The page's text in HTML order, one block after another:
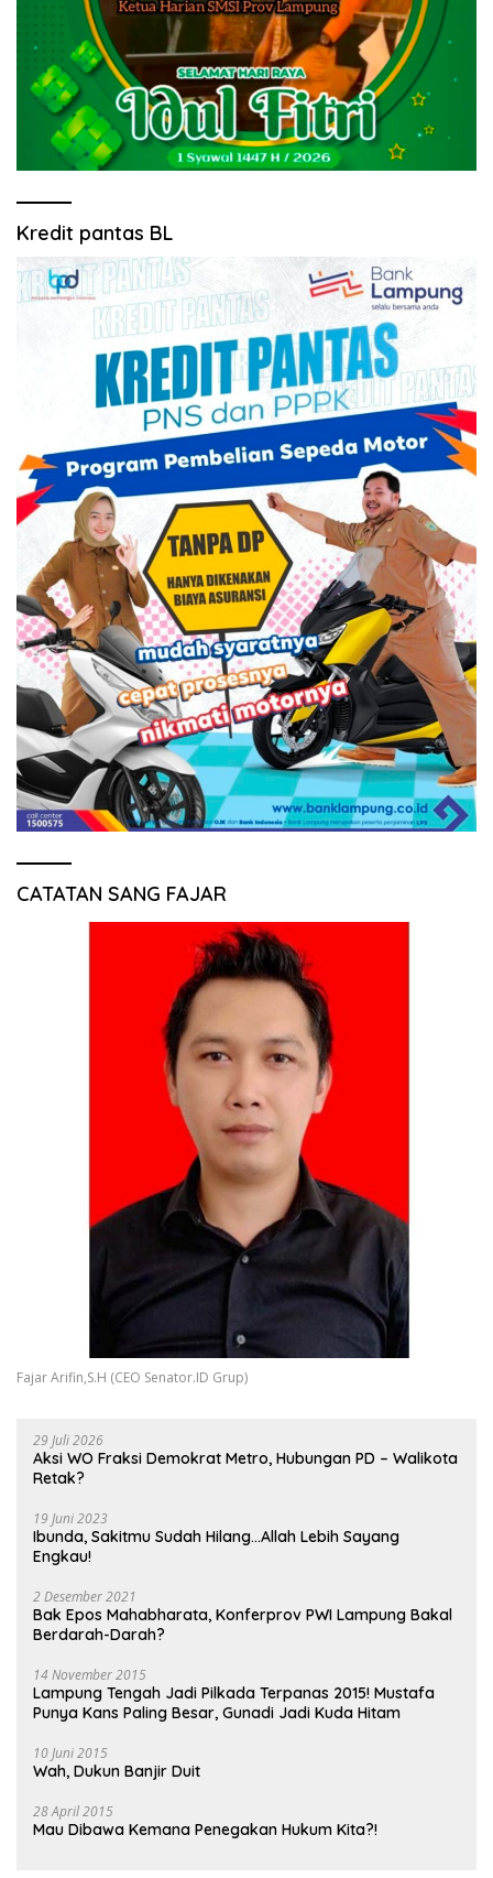
Kredit pantas BL
CATATAN SANG FAJAR
Fajar Arifin,S.H (CEO Senator.ID Grup)
29 Juli 2026
Aksi WO Fraksi Demokrat Metro, Hubungan PD – Walikota
Retak?
19 Juni 2023
Ibunda, Sakitmu Sudah Hilang…Allah Lebih Sayang
Engkau!
2 Desember 2021
Bak Epos Mahabharata, Konferprov PWI Lampung Bakal
Berdarah-Darah?
14 November 2015
Lampung Tengah Jadi Pilkada Terpanas 2015! Mustafa
Punya Kans Paling Besar, Gunadi Jadi Kuda Hitam
10 Juni 2015
Wah, Dukun Banjir Duit
28 April 2015
Mau Dibawa Kemana Penegakan Hukum Kita?!